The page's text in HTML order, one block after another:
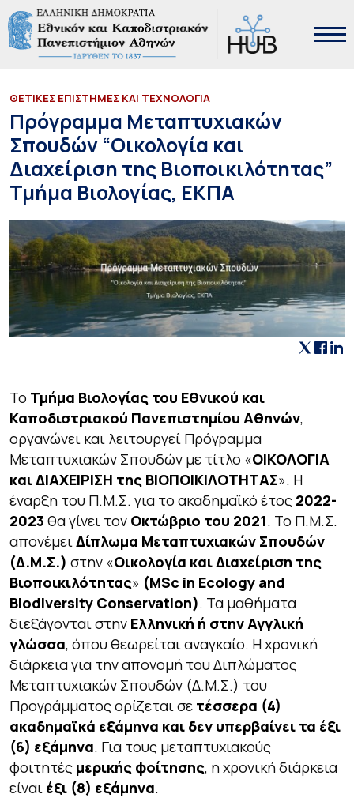
ΘΕΤΙΚΕΣ ΕΠΙΣΤΗΜΕΣ ΚΑΙ ΤΕΧΝΟΛΟΓΙΑ
Πρόγραμμα Μεταπτυχιακών
Σπουδών “Οικολογία και
Διαχείριση της Βιοποικιλότητας”
Τμήμα Βιολογίας, ΕΚΠΑ
Το Τμήμα Βιολογίας του Εθνικού και
Καποδιστριακού Πανεπιστημίου Αθηνών,
οργανώνει και λειτουργεί Πρόγραμμα
Μεταπτυχιακών Σπουδών με τίτλο «ΟΙΚΟΛΟΓΙΑ
και ΔΙΑΧΕΙΡΙΣΗ της ΒΙΟΠΟΙΚΙΛΟΤΗΤΑΣ». Η
έναρξη του Π.Μ.Σ. για το ακαδημαϊκό έτος 2022-
2023 θα γίνει τον Οκτώβριο του 2021. Το Π.Μ.Σ.
απονέμει Δίπλωμα Μεταπτυχιακών Σπουδών
(Δ.Μ.Σ.) στην «Οικολογία και Διαχείριση της
Βιοποικιλότητας» (MSc in Ecology and
Biodiversity Conservation). Τα μαθήματα
διεξάγονται στην Ελληνική ή στην Αγγλική
γλώσσα, όπου θεωρείται αναγκαίο. Η χρονική
διάρκεια για την απονομή του Διπλώματος
Μεταπτυχιακών Σπουδών (Δ.Μ.Σ.) του
Προγράμματος ορίζεται σε τέσσερα (4)
ακαδημαϊκά εξάμηνα και δεν υπερβαίνει τα έξι
(6) εξάμηνα. Για τους μεταπτυχιακούς
φοιτητές μερικής φοίτησης, η χρονική διάρκεια
είναι έξι (8) εξάμηνα.